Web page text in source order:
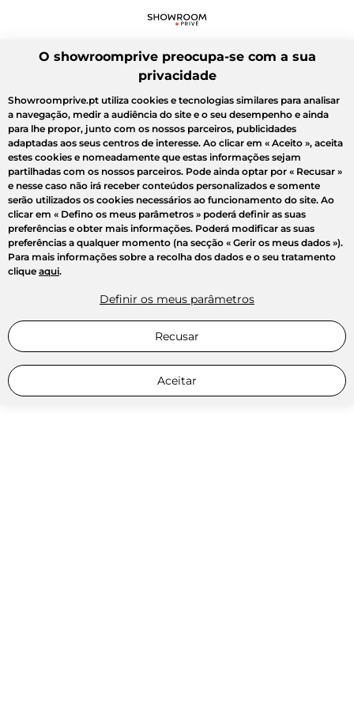
O showroomprive preocupa-se com a sua
privacidade
Showroomprive.pt utiliza cookies e tecnologias similares para analisar
a navegação, medir a audiência do site e o seu desempenho e ainda
para lhe propor, junto com os nossos parceiros, publicidades
adaptadas aos seus centros de interesse. Ao clicar em « Aceito », aceita
estes cookies e nomeadamente que estas informações sejam
partilhadas com os nossos parceiros. Pode ainda optar por « Recusar »
e nesse caso não irá receber conteúdos personalizados e somente
serão utilizados os cookies necessários ao funcionamento do site. Ao
clicar em « Defino os meus parâmetros » poderá definir as suas
preferências e obter mais informações. Poderá modificar as suas
preferências a qualquer momento (na secção « Gerir os meus dados »).
Para mais informações sobre a recolha dos dados e o seu tratamento
clique aqui.
Definir os meus parâmetros
Recusar
Aceitar